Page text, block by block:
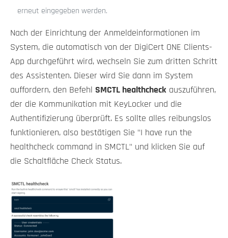
erneut eingegeben werden.
Nach der Einrichtung der Anmeldeinformationen im
System, die automatisch von der DigiCert ONE Clients-
App durchgeführt wird, wechseln Sie zum dritten Schritt
des Assistenten. Dieser wird Sie dann im System
auffordern, den Befehl SMCTL healthcheck auszuführen,
der die Kommunikation mit KeyLocker und die
Authentifizierung überprüft. Es sollte alles reibungslos
funktionieren, also bestätigen Sie "I have run the
healthcheck command in SMCTL" und klicken Sie auf
die Schaltfläche Check Status.